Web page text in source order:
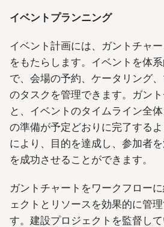
イベントプランニング
イベント計画には、ガントチャ
をもたらします。イベントを体
で、会場の予約、ケータリング
のタスクを管理できます。ガン
と、イベントのタイムライン全
の準備が予定どおりに完了する
により、目的を達成し、参加者
を成功させることができます。
ガントチャートをワークフロー
ェクトとリソースを効果的に管
す。建設プロジェクトを監督し